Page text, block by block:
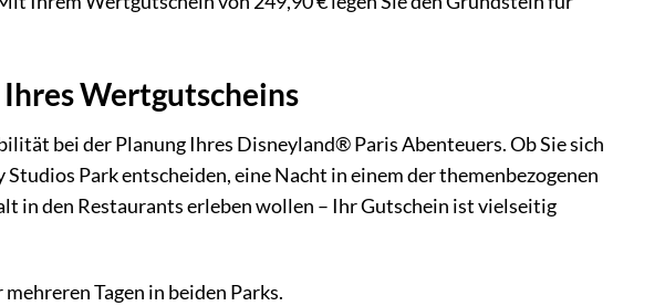
Wertgutscheins
bei der Planung Ihres Disneyland® Paris Abenteuers. Ob Sie sich
Park entscheiden, eine Nacht in einem der themenbezogenen
in den Restaurants erleben wollen – Ihr Gutschein ist vielseitig
Tagen in beiden Parks.